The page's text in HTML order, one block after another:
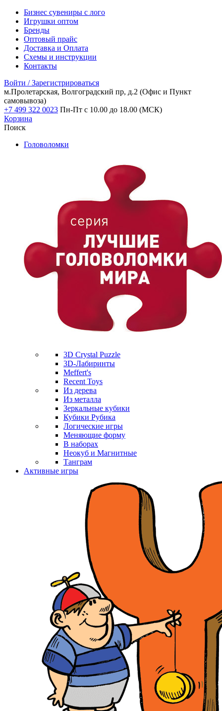
Бизнес сувениры с лого
Игрушки оптом
Бренды
Оптовый прайс
Доставка и Оплата
Схемы и инструкции
Контакты
Войти / Зарегистрироваться
м.Пролетарская, Волгоградский пр, д.2 (Офис и Пункт
самовывоза)
+7 499 322 0023 Пн-Пт с 10.00 до 18.00 (МСК)
Корзина
Поиск
Головоломки
3D Crystal Puzzle
3D-Лабиринты
Meffert's
Recent Toys
Из дерева
Из металла
Зеркальные кубики
Кубики Рубика
Логические игры
Меняющие форму
В наборах
Неокуб и Магнитные
Танграм
Активные игры